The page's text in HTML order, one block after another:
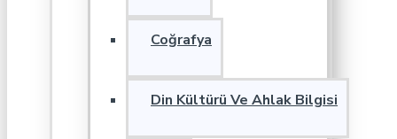
Coğrafya
Din Kültürü Ve Ahlak Bilgisi